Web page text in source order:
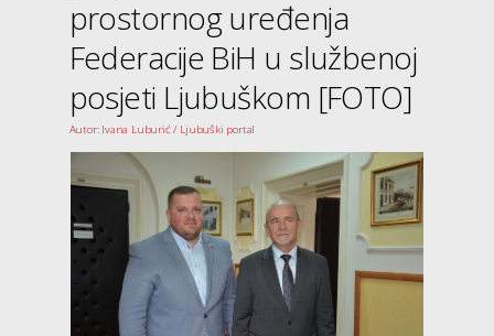
prostornog uređenja
Federacije BiH u službenoj
posjeti Ljubuškom [FOTO]
Autor: Ivana Luburić / Ljubuški portal